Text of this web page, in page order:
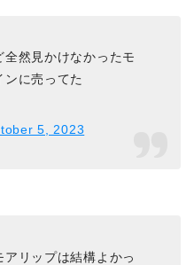
然見かけなかったモ
に売ってた
5, 2023
アリップは結構よかっ